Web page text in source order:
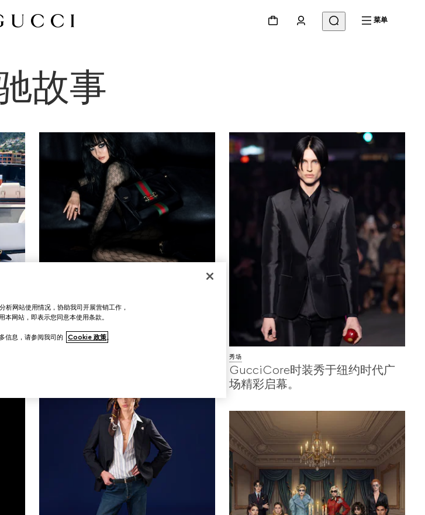
菜单
故事
洛
Moss和Emily
Ratajkowski联袂演绎品牌全新广
告形象大片，
深入探索每位人物与所携手袋之间
秀场
GucciCore时装秀于纽约时代广
场精彩启幕。
网站使用情况，协助我司开展营销工作，
网站，即表示您同意本使用条款。
信息，请参阅我司的 Cookie 政策。